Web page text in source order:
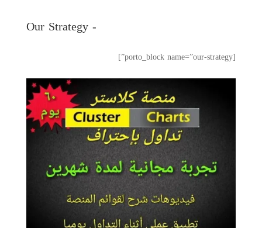
- Our Strategy
[porto_block name=”our-strategy”]